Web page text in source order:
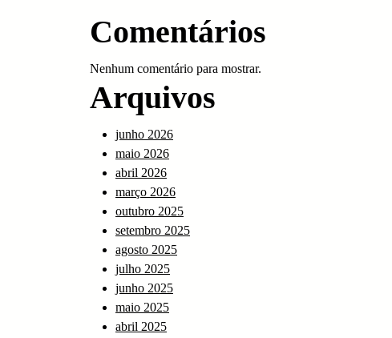
Comentários
Nenhum comentário para mostrar.
Arquivos
junho 2026
maio 2026
abril 2026
março 2026
outubro 2025
setembro 2025
agosto 2025
julho 2025
junho 2025
maio 2025
abril 2025